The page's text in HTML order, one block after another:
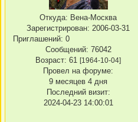
Откуда: Вена-Москва
Зарегистрирован: 2006-03-31
Приглашений: 0
Сообщений: 76042
Возраст: 61 [1964-10-04]
Провел на форуме:
9 месяцев 4 дня
Последний визит:
2024-04-23 14:00:01